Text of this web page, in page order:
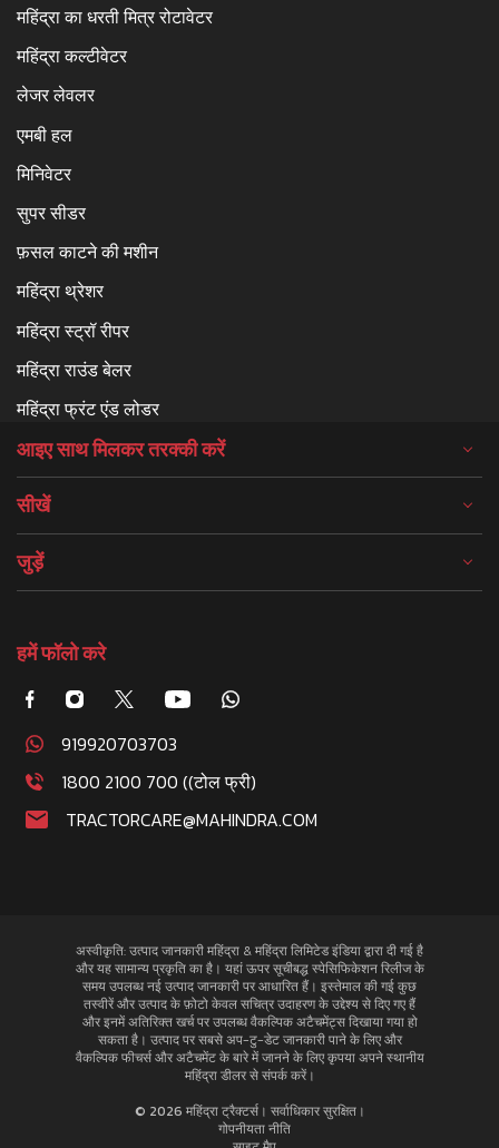
महिंद्रा का धरती मित्र रोटावेटर
महिंद्रा कल्टीवेटर
लेजर लेवलर
एमबी हल
मिनिवेटर
सुपर सीडर
फ़सल काटने की मशीन
महिंद्रा थ्रेशर
महिंद्रा स्ट्रॉ रीपर
महिंद्रा राउंड बेलर
महिंद्रा फ्रंट एंड लोडर
आइए साथ मिलकर तरक्की करें
सीखें
जुड़ें
हमें फॉलो करे
919920703703
1800 2100 700 ((टोल फ्री)
TRACTORCARE@MAHINDRA.COM
अस्वीकृति: उत्पाद जानकारी महिंद्रा & महिंद्रा लिमिटेड इंडिया द्वारा दी गई है
और यह सामान्य प्रकृति का है। यहां ऊपर सूचीबद्ध स्पेसिफिकेशन रिलीज के
समय उपलब्ध नई उत्पाद जानकारी पर आधारित हैं। इस्तेमाल की गई कुछ
तस्वीरें और उत्पाद के फ़ोटो केवल सचित्र उदाहरण के उद्देश्य से दिए गए हैं
और इनमें अतिरिक्त खर्च पर उपलब्ध वैकल्पिक अटैचमेंट्स दिखाया गया हो
सकता है। उत्पाद पर सबसे अप-टु-डेट जानकारी पाने के लिए और
वैकल्पिक फीचर्स और अटैचमेंट के बारे में जानने के लिए कृपया अपने स्थानीय
महिंद्रा डीलर से संपर्क करें।
© 2026 महिंद्रा ट्रैक्टर्स। सर्वाधिकार सुरक्षित।
गोपनीयता नीति